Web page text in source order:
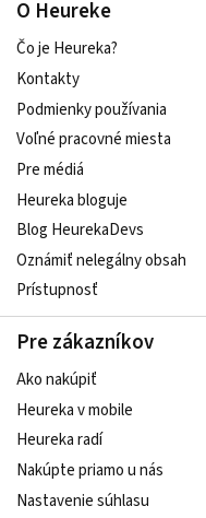
O Heureke
Čo je Heureka?
Kontakty
Podmienky používania
Voľné pracovné miesta
Pre médiá
Heureka bloguje
Blog HeurekaDevs
Oznámiť nelegálny obsah
Prístupnosť
Pre zákazníkov
Ako nakúpiť
Heureka v mobile
Heureka radí
Nakúpte priamo u nás
Nastavenie súhlasu